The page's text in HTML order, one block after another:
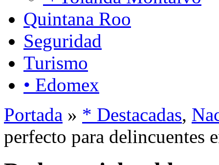
Quintana Roo
Seguridad
Turismo
• Edomex
Portada » * Destacadas,
perfecto para delincuentes